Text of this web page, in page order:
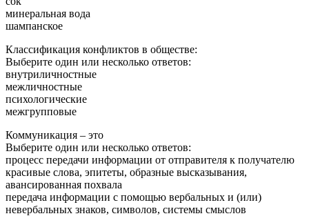
минеральная вода
шампанское
Классификация конфликтов в обществе:
Выберите один или несколько ответов:
внутриличностные
межличностные
психологические
межгрупповые
Коммуникация – это
Выберите один или несколько ответов:
процесс передачи информации от отправителя к получателю
красивые слова, эпитеты, образные высказывания,
авансированная похвала
передача информации с помощью вербальных и (или)
невербальных знаков, символов, системы смыслов